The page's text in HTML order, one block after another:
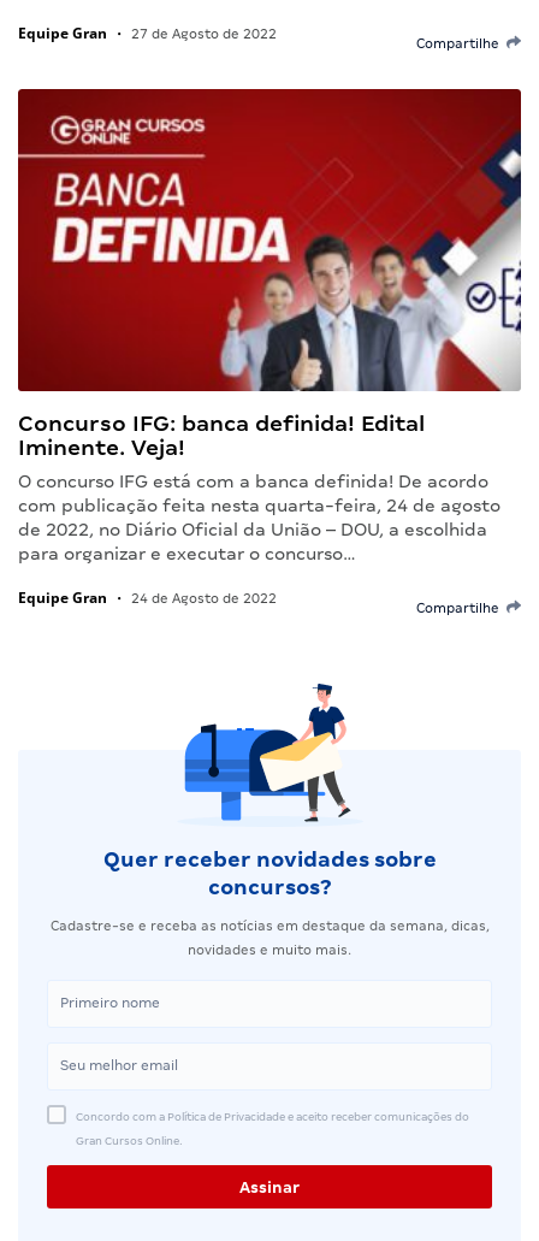
Equipe Gran • 27 de Agosto de 2022
Compartilhe
Concurso IFG: banca definida! Edital
Iminente. Veja!
O concurso IFG está com a banca definida! De acordo
com publicação feita nesta quarta-feira, 24 de agosto
de 2022, no Diário Oficial da União – DOU, a escolhida
para organizar e executar o concurso…
Equipe Gran • 24 de Agosto de 2022
Compartilhe
Quer receber novidades sobre
concursos?
Cadastre-se e receba as notícias em destaque da semana, dicas,
novidades e muito mais.
Concordo com a Política de Privacidade e aceito receber comunicações do
Gran Cursos Online.